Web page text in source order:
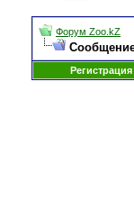
Форум Zoo.kZ
Регистрация